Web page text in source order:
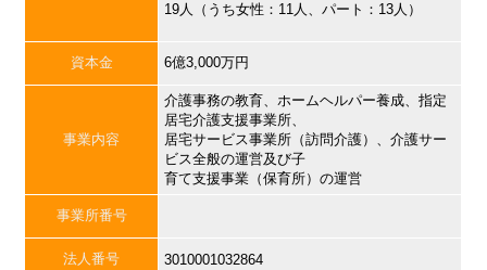
19人（うち女性：11人、パート：13人）
資本金 6億3,000万円
事業内容
介護事務の教育、ホームヘルパー養成、指定
居宅介護支援事業所、
居宅サービス事業所（訪問介護）、介護サー
ビス全般の運営及び子
育て支援事業（保育所）の運営
事業所番号
法人番号 3010001032864